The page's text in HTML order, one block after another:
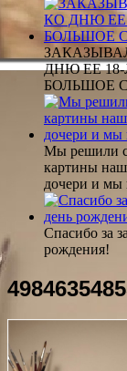
ДНЮ ЕЕ
БОЛЬШОЕ
Мы решили
картины
дочери и мы
Спасибо за
рождения!